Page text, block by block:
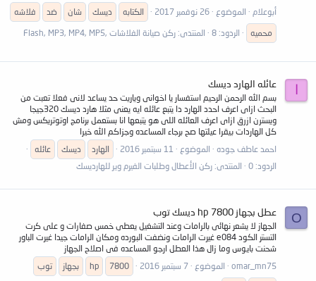
أبوعلام
الموضوع 26 نوفمبر 2017 الكتابه ديسك شان ضد
فلاشه
محميه
الردود: 8 المنتدى: ركن صيانة الفلاشات ,Flash, MP3, MP4, MP5
عائله الهارد ديسك
بسم الله الرحمن الرحيم استفسار يا اخوانى وياريت حد يساعد لانى فعلا تعبت من
البحث ازاى اعرف احدد الهارد دا يتبع عائله ايه يعنى مثلا هارد ديسك 320جيجا
ويسترن ازرق ازاى اعرف العائله اللى هو يتبعها انا بستعمل برنامج اوتوتريكس ومش
كل الهاردات بيقرا عيلتها صح برجاء المساعده وجزاكم الله خيرا
احمد عاطف جوده
الموضوع 11 سبتمبر 2016 الهارد ديسك
عائله
الردود: 0
المنتدى: ركن الأعطال وطلبات الفيرم وير للهارديسك
O عطل بجهاز hp 7800 ديسك توب
الجهاز لا يشعر نهائى بالرامات وعند التشغيل يعطى خمس صفارات و على كرت
التستر الكود e084 غيرت الرامات ونضفت البورده ومكان الرامات جيدا غيرت الباور
شحنت بايوس وما زال هذا العطل ارجو المساعده فى اصلاح الجهاز
omar_mn75
الموضوع 7 سبتمبر 2016 7800
hp بجهاز
توب